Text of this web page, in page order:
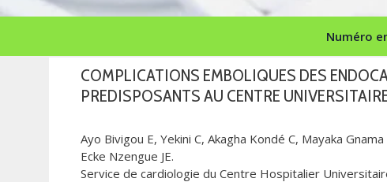
Numéro
COMPLICATIONS EMBOLIQUES DES
PREDISPOSANTS AU CENTRE
Ayo Bivigou E, Yekini C, Akagha Kondé C, Mayaka
Ecke Nzengue JE.
Service de cardiologie du Centre Hospitalier